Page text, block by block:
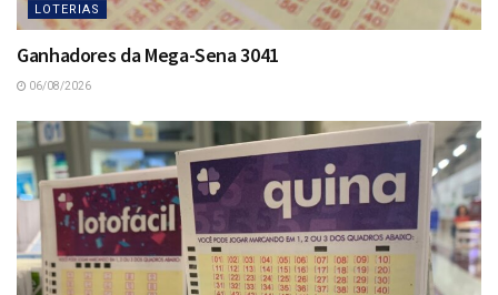
LOTERIAS
Ganhadores da Mega-Sena 3041
06/08/2026